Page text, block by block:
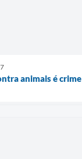
animais é crime